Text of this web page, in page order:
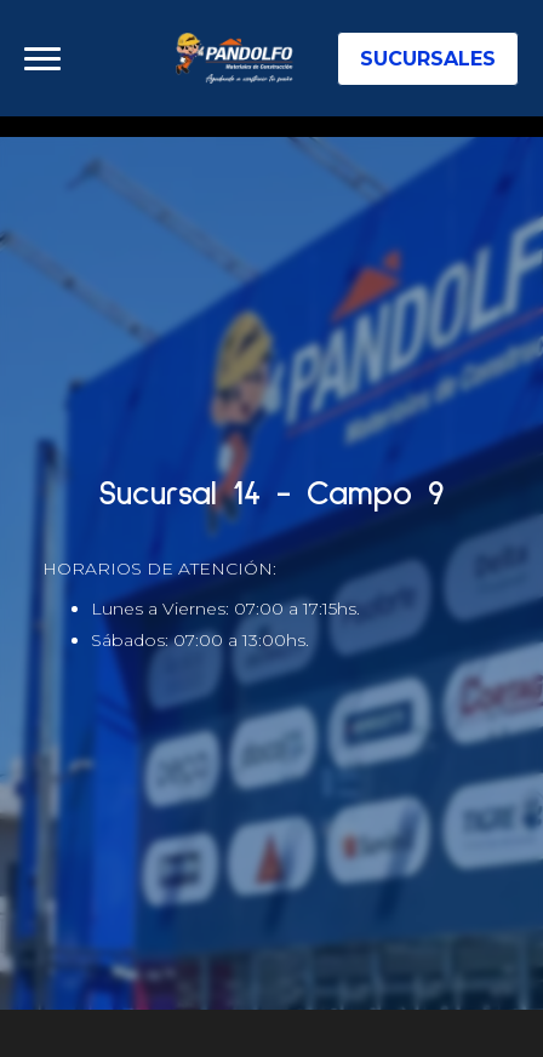
SUCURSALES
Sucursal 14 - Campo 9
HORARIOS DE ATENCIÓN:
Lunes a Viernes: 07:00 a 17:15hs.
Sábados: 07:00 a 13:00hs.